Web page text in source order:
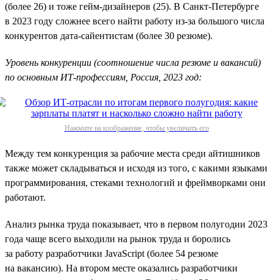
(более 26) и тоже гейм-дизайнеров (25). В Санкт-Петербурге
в 2023 году сложнее всего найти работу из-за большого числа
конкурентов дата-сайентистам (более 30 резюме).
Уровень конкуренции (соотношение числа резюме и вакансий)
по основным ИТ-профессиям, Россия, 2023 год:
Нажмите на изображение, чтобы увеличить его
Между тем конкуренция за рабочие места среди айтишников
также может складываться и исходя из того, с какими языками
программирования, стеками технологий и фреймворками они
работают.
Анализ рынка труда показывает, что в первом полугодии 2023
года чаще всего выходили на рынок труда и боролись
за работу разработчики JavaScript (более 54 резюме
на вакансию). На втором месте оказались разработчики